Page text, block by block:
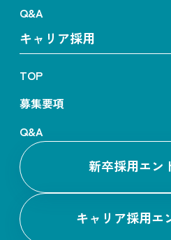
Q&A
キャリア採用
TOP
募集要項
Q&A
新卒採用エン
キャリア採用エ